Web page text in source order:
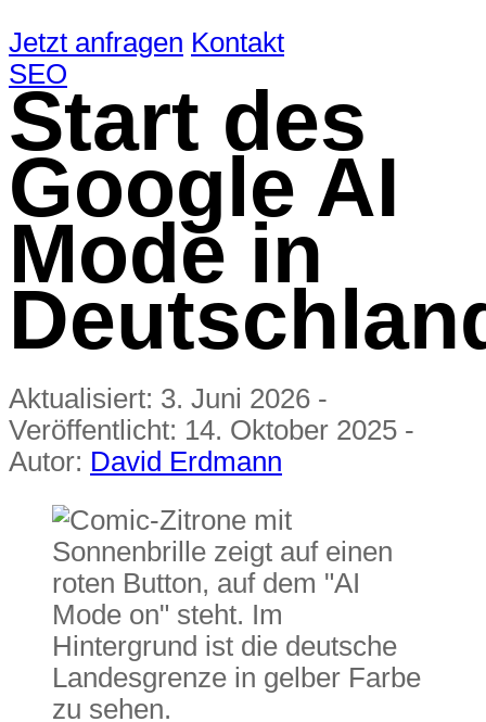
Jetzt anfragen Kontakt
SEO
Start des
Google AI
Mode in
Aktualisiert: 3. Juni 2026 -
Veröffentlicht: 14. Oktober 2025 -
Autor: David Erdmann